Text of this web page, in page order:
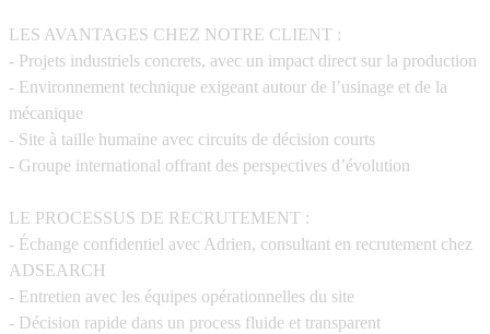
LES AVANTAGES CHEZ NOTRE CLIENT :
- Projets industriels concrets, avec un impact direct sur la production
- Environnement technique exigeant autour de l’usinage et de la
mécanique
- Site à taille humaine avec circuits de décision courts
- Groupe international offrant des perspectives d’évolution
LE PROCESSUS DE RECRUTEMENT :
- Échange confidentiel avec Adrien, consultant en recrutement chez
ADSEARCH
- Entretien avec les équipes opérationnelles du site
- Décision rapide dans un process fluide et transparent